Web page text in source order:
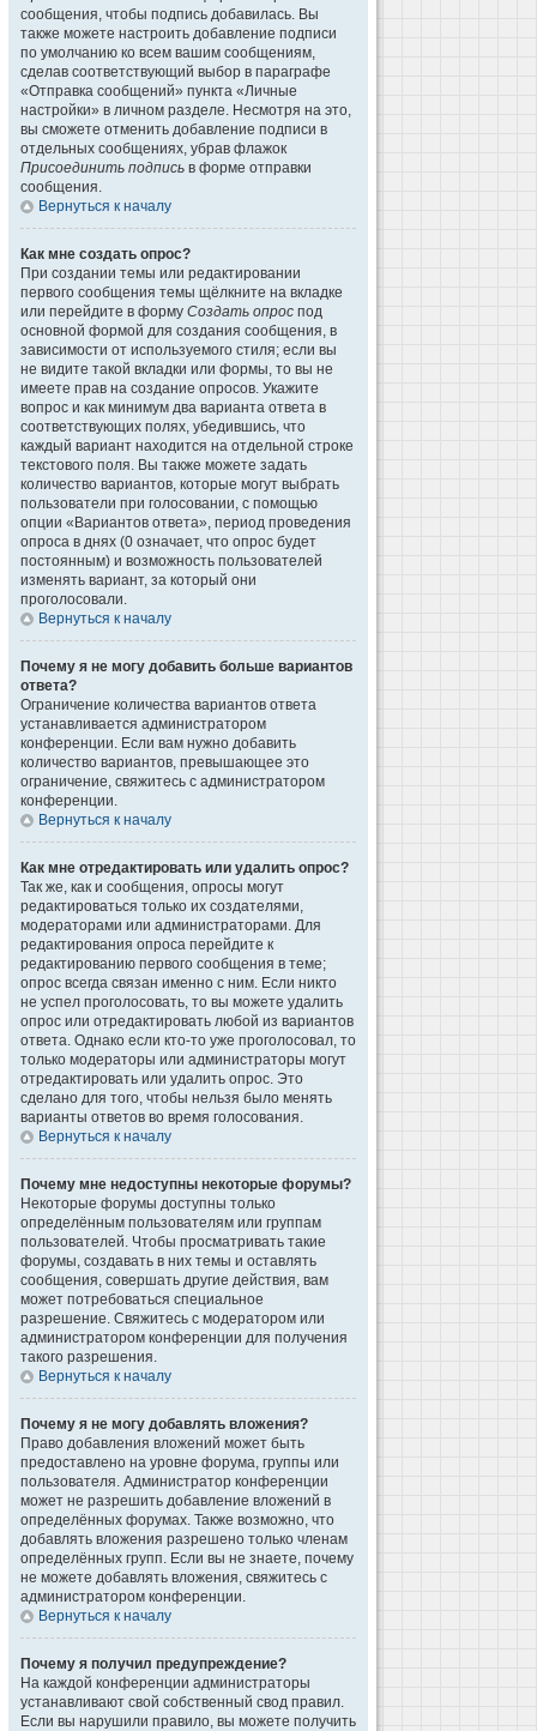
сообщения, чтобы подпись добавилась. Вы
также можете настроить добавление подписи
по умолчанию ко всем вашим сообщениям,
сделав соответствующий выбор в параграфе
«Отправка сообщений» пункта «Личные
настройки» в личном разделе. Несмотря на это,
вы сможете отменить добавление подписи в
отдельных сообщениях, убрав флажок
Присоединить подпись в форме отправки
сообщения.
Вернуться к началу
Как мне создать опрос?
При создании темы или редактировании
первого сообщения темы щёлкните на вкладке
или перейдите в форму Создать опрос под
основной формой для создания сообщения, в
зависимости от используемого стиля; если вы
не видите такой вкладки или формы, то вы не
имеете прав на создание опросов. Укажите
вопрос и как минимум два варианта ответа в
соответствующих полях, убедившись, что
каждый вариант находится на отдельной строке
текстового поля. Вы также можете задать
количество вариантов, которые могут выбрать
пользователи при голосовании, с помощью
опции «Вариантов ответа», период проведения
опроса в днях (0 означает, что опрос будет
постоянным) и возможность пользователей
изменять вариант, за который они
проголосовали.
Вернуться к началу
Почему я не могу добавить больше вариантов
ответа?
Ограничение количества вариантов ответа
устанавливается администратором
конференции. Если вам нужно добавить
количество вариантов, превышающее это
ограничение, свяжитесь с администратором
конференции.
Вернуться к началу
Как мне отредактировать или удалить опрос?
Так же, как и сообщения, опросы могут
редактироваться только их создателями,
модераторами или администраторами. Для
редактирования опроса перейдите к
редактированию первого сообщения в теме;
опрос всегда связан именно с ним. Если никто
не успел проголосовать, то вы можете удалить
опрос или отредактировать любой из вариантов
ответа. Однако если кто-то уже проголосовал, то
только модераторы или администраторы могут
отредактировать или удалить опрос. Это
сделано для того, чтобы нельзя было менять
варианты ответов во время голосования.
Вернуться к началу
Почему мне недоступны некоторые форумы?
Некоторые форумы доступны только
определённым пользователям или группам
пользователей. Чтобы просматривать такие
форумы, создавать в них темы и оставлять
сообщения, совершать другие действия, вам
может потребоваться специальное
разрешение. Свяжитесь с модератором или
администратором конференции для получения
такого разрешения.
Вернуться к началу
Почему я не могу добавлять вложения?
Право добавления вложений может быть
предоставлено на уровне форума, группы или
пользователя. Администратор конференции
может не разрешить добавление вложений в
определённых форумах. Также возможно, что
добавлять вложения разрешено только членам
определённых групп. Если вы не знаете, почему
не можете добавлять вложения, свяжитесь с
администратором конференции.
Вернуться к началу
Почему я получил предупреждение?
На каждой конференции администраторы
устанавливают свой собственный свод правил.
Если вы нарушили правило, вы можете получить